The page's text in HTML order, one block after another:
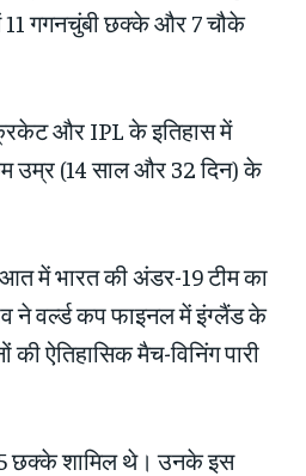
11 गगनचुंबी छक्के और 7 चौके
और IPL के इतिहास में
उम्र (14 साल और 32 दिन) के
में भारत की अंडर-19 टीम का
ने वर्ल्ड कप फाइनल में इंग्लैंड के
की ऐतिहासिक मैच-विनिंग पारी
छक्के शामिल थे। उनके इस